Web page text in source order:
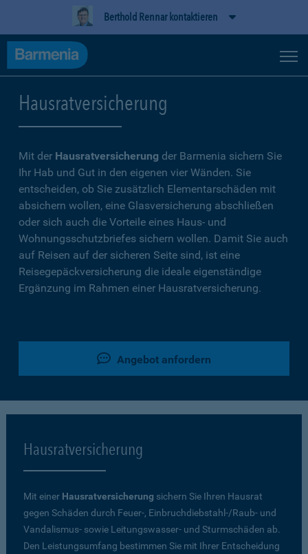
Berthold Rennar kontaktieren
Hausratversicherung
Mit der Hausratversicherung der Barmenia sichern Sie
Ihr Hab und Gut in den eigenen vier Wänden. Sie
entscheiden, ob Sie zusätzlich Elementarschäden mit
absichern wollen, eine Glasversicherung abschließen
oder sich auch die Vorteile eines Haus- und
Wohnungsschutzbriefes sichern wollen. Damit Sie auch
auf Reisen auf der sicheren Seite sind, ist eine
Reisegepäckversicherung die ideale eigenständige
Ergänzung im Rahmen einer Hausratversicherung.
Angebot anfordern
Hausratversicherung
Mit einer Hausratversicherung sichern Sie Ihren Hausrat
gegen Schäden durch Feuer-, Einbruchdiebstahl-/Raub- und
Vandalismus- sowie Leitungswasser- und Sturmschäden ab.
Den Leistungsumfang bestimmen Sie mit Ihrer Entscheidung